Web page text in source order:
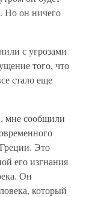
Но он ничего
с угрозами
того, что
стало еще
мне сообщили
Это
его изгнания
Он
который